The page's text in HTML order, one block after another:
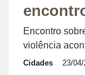
Encontro
violência
Cidades 23/